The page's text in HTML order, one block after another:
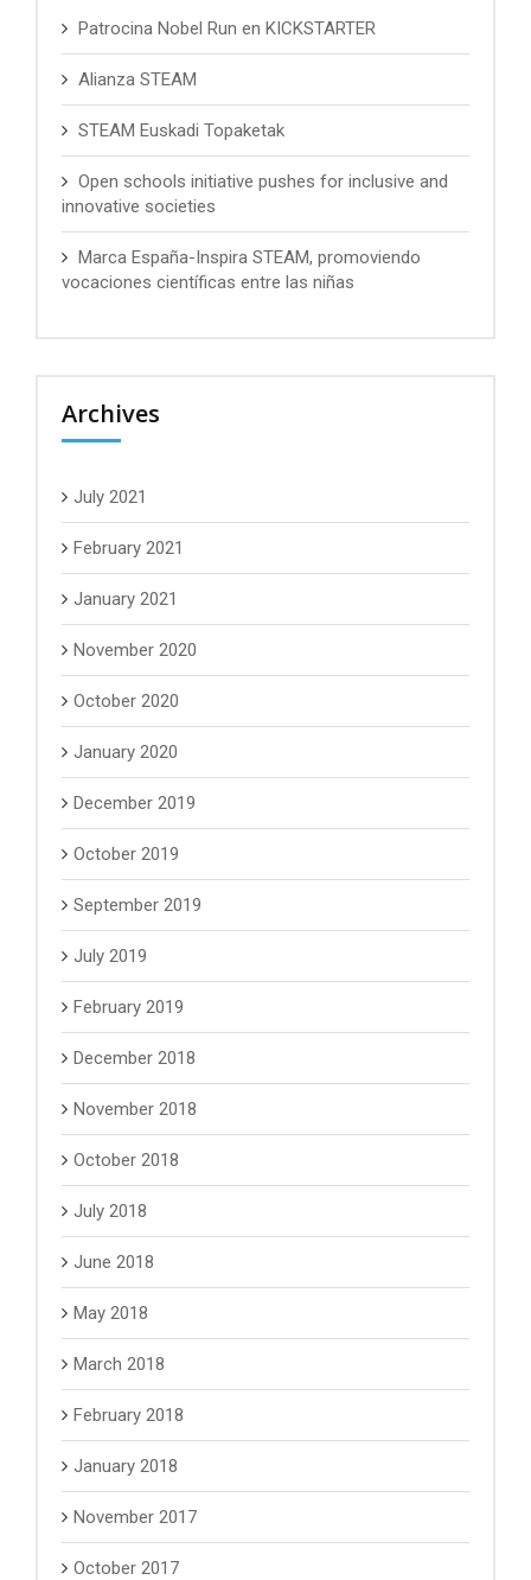
Patrocina Nobel Run en KICKSTARTER
Alianza STEAM
STEAM Euskadi Topaketak
Open schools initiative pushes for inclusive and
innovative societies
Marca España-Inspira STEAM, promoviendo
vocaciones científicas entre las niñas
Archives
July 2021
February 2021
January 2021
November 2020
October 2020
January 2020
December 2019
October 2019
September 2019
July 2019
February 2019
December 2018
November 2018
October 2018
July 2018
June 2018
May 2018
March 2018
February 2018
January 2018
November 2017
October 2017